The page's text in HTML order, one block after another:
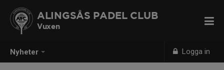
Nyheter Logga in
ALINGSÅS PADEL CLUB
Vuxen